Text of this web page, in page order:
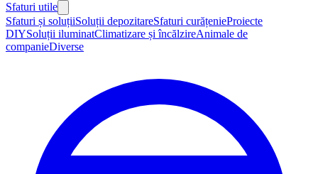
Sfaturi utile
Sfaturi și soluțiiSoluții depozitareSfaturi curățenieProiecte
DIYSoluții iluminatClimatizare și încălzireAnimale de
companieDiverse